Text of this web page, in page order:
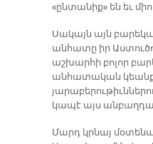
«ընտանիք» են եւ
Սակայն այն
անհատը իր
աշխարհի բոլոր
անհատական
կապէ այս
Մարդ կրնայ